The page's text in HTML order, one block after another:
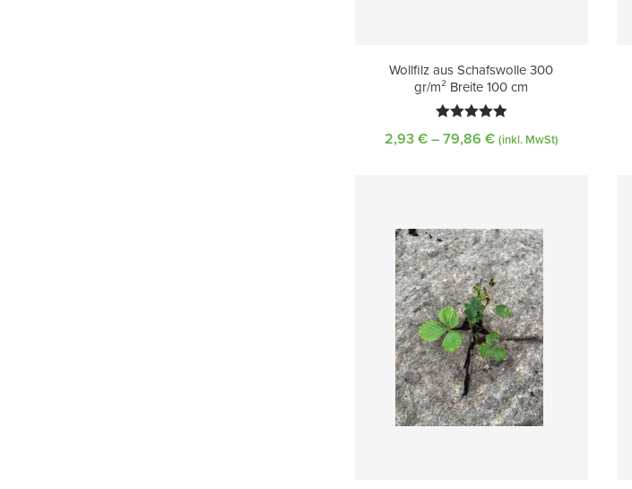
Wollfilz aus Schafswolle 300
gr/m² Breite 100 cm
2,93 € – 79,86 €Preisspanne:
(inkl. MwSt)